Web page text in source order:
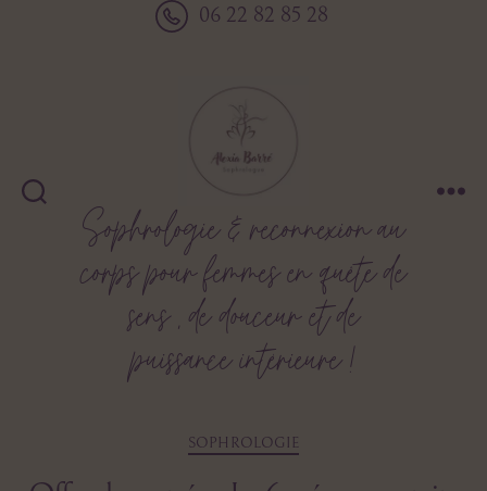
06 22 82 85 28
Barré
Sophrologie & reconnexion au
corps pour femmes en quête de
sens , de douceur et de
puissance intérieure !
Catégories
SOPHROLOGIE